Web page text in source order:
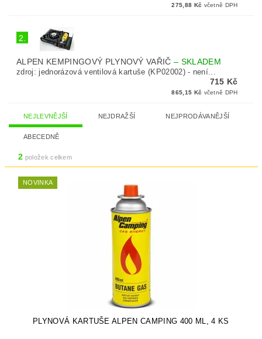
275,88 Kč včetně DPH
2.
ALPEN KEMPINGOVÝ PLYNOVÝ VAŘIČ– SKLADEM
zdroj: jednorázová ventilová kartuše (KP02002) - není...
715 Kč
865,15 Kč včetně DPH
NEJLEVNĚJŠÍ NEJDRAŽŠÍ NEJPRODÁVANĚJŠÍ
ABECEDNĚ
2 položek celkem
NOVINKA
PLYNOVÁ KARTUŠE ALPEN CAMPING 400 ML, 4 KS